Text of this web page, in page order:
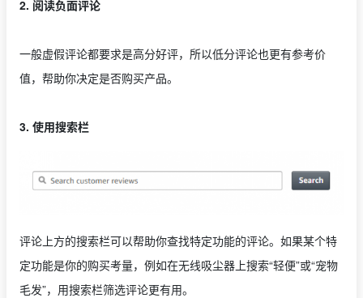
2. 阅读负面评论
一般虚假评论都要求是高分好评，所以低分评论也更有参考价
值，帮助你决定是否购买产品。
3. 使用搜索栏
评论上方的搜索栏可以帮助你查找特定功能的评论。如果某个特
定功能是你的购买考量，例如在无线吸尘器上搜索“轻便”或“宠物
毛发”，用搜索栏筛选评论更有用。